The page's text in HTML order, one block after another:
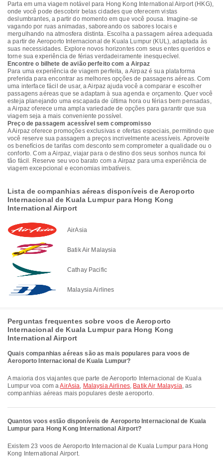
Parta em uma viagem notável para Hong Kong International Airport (HKG),
onde você pode descobrir belas cidades que oferecem vistas
deslumbrantes, a partir do momento em que você pousa. Imagine-se
vagando por ruas animadas, saboreando os sabores locais e
mergulhando na atmosfera distinta. Escolha a passagem aérea adequada
a partir de Aeroporto Internacional de Kuala Lumpur (KUL), adaptada às
suas necessidades. Explore novos horizontes com seus entes queridos e
torne sua experiência de férias verdadeiramente inesquecível.
Encontre o bilhete de avião perfeito com a Airpaz
Para uma experiência de viagem perfeita, a Airpaz é sua plataforma
preferida para encontrar as melhores opções de passagens aéreas. Com
uma interface fácil de usar, a Airpaz ajuda você a comparar e escolher
passagens aéreas que se adaptam à sua agenda e orçamento. Quer você
esteja planejando uma escapada de última hora ou férias bem pensadas,
a Airpaz oferece uma ampla variedade de opções para garantir que sua
viagem seja a mais conveniente possível.
Preço de passagem acessível sem compromisso
A Airpaz oferece promoções exclusivas e ofertas especiais, permitindo que
você reserve sua passagem a preços incrivelmente acessíveis. Aproveite
os benefícios de tarifas com desconto sem comprometer a qualidade ou o
conforto. Com a Airpaz, viajar para o destino dos seus sonhos nunca foi
tão fácil. Reserve seu voo barato com a Airpaz para uma experiência de
viagem excepcional e economias imbatíveis.
Lista de companhias aéreas disponíveis de Aeroporto
Internacional de Kuala Lumpur para Hong Kong
International Airport
AirAsia
Batik Air Malaysia
Cathay Pacific
Malaysia Airlines
Perguntas frequentes sobre voos de Aeroporto
Internacional de Kuala Lumpur para Hong Kong
International Airport
Quais companhias aéreas são as mais populares para voos de
Aeroporto Internacional de Kuala Lumpur?
A maioria dos viajantes que parte de Aeroporto Internacional de Kuala
Lumpur voa com aAirAsia, Malaysia Airlines, Batik Air Malaysia, as
companhias aéreas mais populares deste aeroporto.
Quantos voos estão disponíveis de Aeroporto Internacional de Kuala
Lumpur para Hong Kong International Airport?
Existem 23 voos de Aeroporto Internacional de Kuala Lumpur para Hong
Kong International Airport.